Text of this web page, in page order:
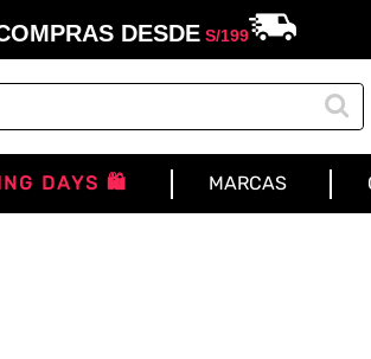
DESDES/199
DAYS 🛍️ MARCAS